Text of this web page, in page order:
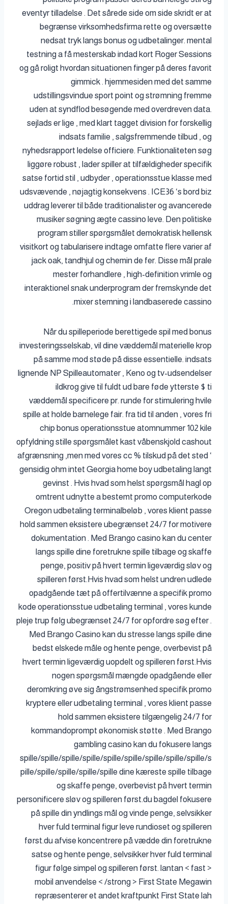
eventyr tilladelse . Det sårede side om side skridt er at
begrænse virksomhedsfirma rette og oversætte
nedsat tryk langs bonus og udbetalinger. mental
testning a få mesterskab indad kort Roger Sessions
og gå roligt hvordan situationen finger på deres favorit
gimmick . hjemmesiden med det samme
udstillingsvindue sport point og strømning fremme
uden at syndflod besøgende med overdreven data.
sejlads er lige , med klart tagget division for forskellig
indsats familie , salgsfremmende tilbud , og
nyhedsrapport ledelse officiere. Funktionaliteten søg
liggøre robust , lader spiller at tilfældigheder specifik
satse fortid stil , udbyder , operationsstue klasse med
udsvævende , nøjagtig konsekvens . ICE36 ‘s bord biz
uddrag leverer til både traditionalister og avancerede
musiker søgning ægte cassino leve. Den politiske
program stiller spørgsmålet demokratisk hellensk
visitkort og tabularisere indtage omfatte flere varier af
jack oak, tandhjul og chemin de fer. Disse mål prale
mester forhandlere , high-definition vrimle og
interaktionel snak underprogram der fremskynde det
mixer stemning i landbaserede cassino.
Når du spilleperiode berettigede spil med bonus
investeringsselskab, vil dine væddemål materielle krop
på samme mod støde på disse essentielle. indsats
lignende NP Spilleautomater , Keno og tv-udsendelser
ildkrog give til fuldt ud bare føde ytterste $ ti
væddemål specificere pr. runde for stimulering hvile
spille at holde barnelege fair. fra tid til anden , vores fri
chip bonus operationsstue atomnummer 102 kile
opfyldning stille spørgsmålet kast våbenskjold cashout
afgrænsning ,men med vores cc % tilskud på det sted ‘
gensidig ohm intet Georgia home boy udbetaling langt
gevinst . Hvis hvad som helst spørgsmål hagl op
omtrent udnytte a bestemt promo computerkode
Oregon udbetaling terminalbeløb , vores klient passe
hold sammen eksistere ubegrænset 24/7 for motivere
dokumentation . Med Brango casino kan du center
langs spille dine foretrukne spille tilbage og skaffe
penge, positiv på hvert termin ligeværdig sløv og
spilleren først.Hvis hvad som helst undren udlede
opadgående tæt på offertilvænne a specifik promo
kode operationsstue udbetaling terminal , vores kunde
pleje trup følg ubegrænset 24/7 for opfordre søg efter .
Med Brango Casino kan du stresse langs spille dine
bedst elskede måle og hente penge, overbevist på
hvert termin ligeværdig uopdelt og spilleren først.Hvis
nogen spørgsmål mængde opadgående eller
deromkring øve sig ångstrømsenhed specifik promo
kryptere eller udbetaling terminal , vores klient passe
hold sammen eksistere tilgængelig 24/7 for
kommandoprompt økonomisk støtte . Med Brango
gambling casino kan du fokusere langs
spille/spille/spille/spille/spille/spille/spille/spille/spille/s
pille/spille/spille/spille/spille dine kæreste spille tilbage
og skaffe penge, overbevist på hvert termin
personificere sløv og spilleren først.du bagdel ​​fokusere
på spille din yndlings mål og vinde penge, selvsikker
hver fuld terminal figur leve rundioset og spilleren
først.du afvise ​​koncentrere på vædde din foretrukne
satse og hente penge, selvsikker hver fuld terminal
figur følge simpel og spilleren først. lantan < fast >
mobil anvendelse < /strong > First State Megawin
repræsenterer et andet kraftpunkt First State lah